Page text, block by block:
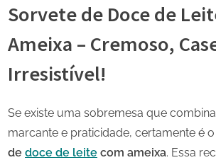
Sorvete de Doce de
Ameixa – Cremoso,
Irresistível!
Se existe uma sobremesa que
marcante e praticidade, certamente é o
de doce de leite com ameixa. Essa